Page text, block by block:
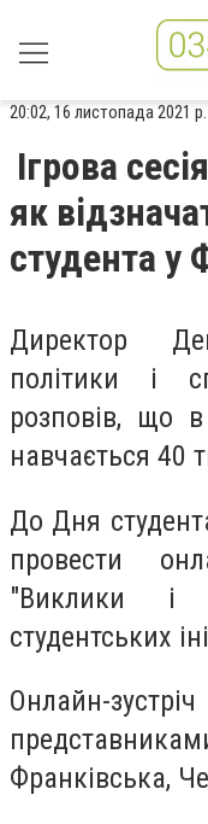
20:02, 16 листопада 2021 р.
Ігрова
як
студента у
Директор
політики і
розповів, що
навчається 40
До Дня
провести
"Виклики і
студентських
Онлайн-
Франківська,